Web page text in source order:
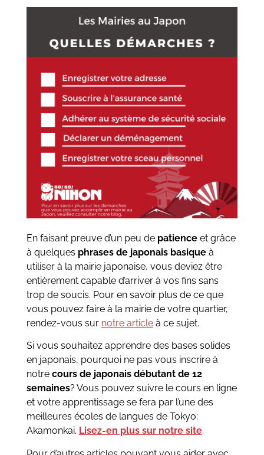
En faisant preuve d’un peu de patienceet grâce
à quelques phrases de japonais basiqueà
utiliser à la mairie japonaise, vous deviez être
entièrement capable d’arriver à vos fins sans
trop de soucis. Pour en savoir plus de ce que
vous pouvez faire à la mairie de votre quartier,
rendez-vous sur notre articleà ce sujet.
Si vous souhaitez apprendre des bases solides
en japonais, pourquoi ne pas vous inscrire à
notre cours de japonais débutant de 12
semaines? Vous pouvez suivre le cours en ligne
et votre apprentissage se fera par l’une des
meilleures écoles de langues de Tokyo:
Akamonkai. Lisez-en plus sur notre site.